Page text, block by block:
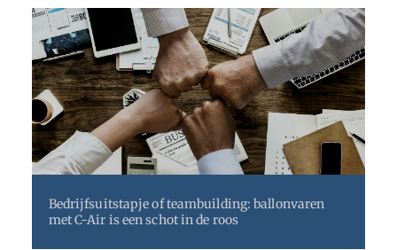
Bedrijfsuitstapje of teambuilding: ballonvaren
met C-Air is een schot in de roos